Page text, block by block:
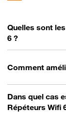
Quelles sont
6 ?
Comment
Dans quel cas
Répéteurs Wifi